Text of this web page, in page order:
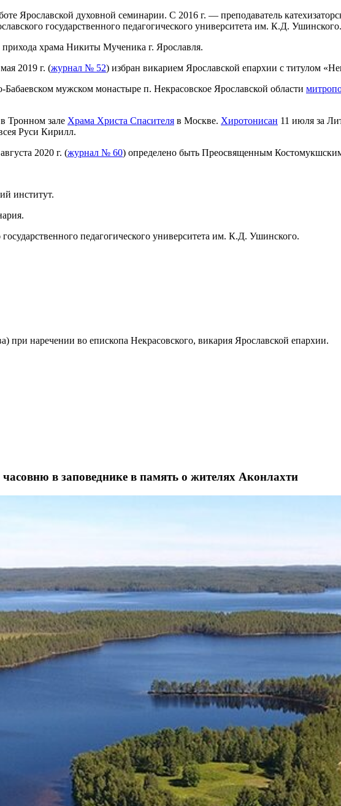
Ярославской духовной семинарии. С 2016 г. — преподаватель
государственного педагогического университета им. К.Д. Ушинского.
прихода храма Никиты Мученика г. Ярославля.
2019 г. (журнал № 52) избран викарием Ярославской епархии с титулом
мужском монастыре п. Некрасовское Ярославской области
Тронном зале Храма Христа Спасителя в Москве. Хиротонисан 11 июля за
Руси Кирилл.
2020 г. (журнал № 60) определено быть Преосвященным
институт.
педагогического университета им. К.Д. Ушинского.
при наречении во епископа Некрасовского, викария Ярославской епархии.
в заповеднике в память о жителях Аконлахти